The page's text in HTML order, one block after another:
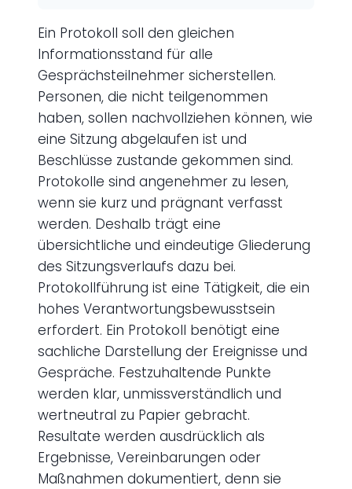
Ein Protokoll soll den gleichen
Informationsstand für alle
Gesprächsteilnehmer sicherstellen.
Personen, die nicht teilgenommen
haben, sollen nachvollziehen können, wie
eine Sitzung abgelaufen ist und
Beschlüsse zustande gekommen sind.
Protokolle sind angenehmer zu lesen,
wenn sie kurz und prägnant verfasst
werden. Deshalb trägt eine
übersichtliche und eindeutige Gliederung
des Sitzungsverlaufs dazu bei.
Protokollführung ist eine Tätigkeit, die ein
hohes Verantwortungsbewusstsein
erfordert. Ein Protokoll benötigt eine
sachliche Darstellung der Ereignisse und
Gespräche. Festzuhaltende Punkte
werden klar, unmissverständlich und
wertneutral zu Papier gebracht.
Resultate werden ausdrücklich als
Ergebnisse, Vereinbarungen oder
Maßnahmen dokumentiert, denn sie